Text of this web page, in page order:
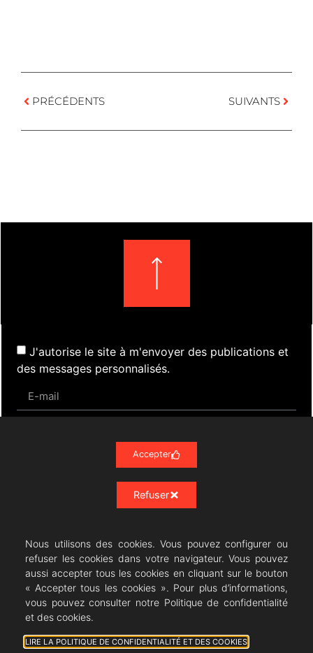
PRÉCÉDENTS SUIVANTS
J'autorise le site à m'envoyer des publications et
des messages personnalisés.
Évènements Presse
Contact
Mentions Légales
Résonances Lyriques - 07/23 -
08/08/2026 © All rights Reserved. GEMEA Interactive
Nous utilisons des cookies. Vous pouvez configurer ou
refuser les cookies dans votre navigateur. Vous pouvez
aussi accepter tous les cookies en cliquant sur le bouton
« Accepter tous les cookies ». Pour plus d’informations,
vous pouvez consulter notre Politique de confidentialité
et des cookies.
LIRE LA POLITIQUE DE CONFIDENTIALITÉ ET DES COOKIES
Accepter
Refuser